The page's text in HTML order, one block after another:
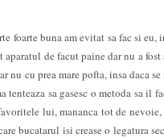
foarte buna am evitat sa fac si eu,
de facut paine dar nu a
nu cu prea mare pofta, insa daca
sa gasesc o metoda sa il
lui, mananca tot de
bucatarul isi crease o legatura